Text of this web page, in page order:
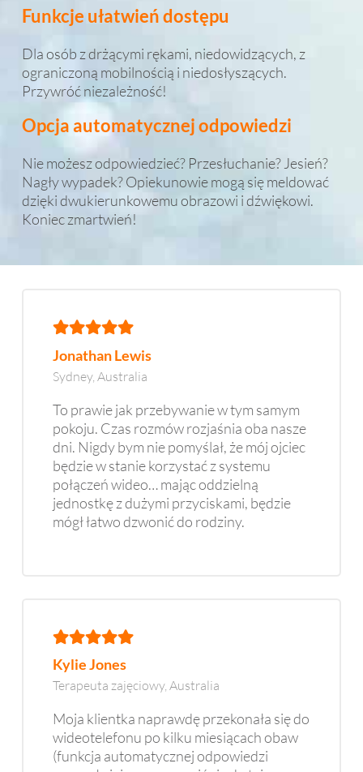
Funkcje ułatwień dostępu
Dla osób z drżącymi rękami, niedowidzących, z
ograniczoną mobilnością i niedosłyszących.
Przywróć niezależność!
Opcja automatycznej odpowiedzi
Nie możesz odpowiedzieć? Przesłuchanie? Jesień?
Nagły wypadek? Opiekunowie mogą się meldować
dzięki dwukierunkowemu obrazowi i dźwiękowi.
Koniec zmartwień!
Jonathan Lewis
Sydney, Australia
To prawie jak przebywanie w tym samym
pokoju. Czas rozmów rozjaśnia oba nasze
dni. Nigdy bym nie pomyślał, że mój ojciec
będzie w stanie korzystać z systemu
połączeń wideo… mając oddzielną
jednostkę z dużymi przyciskami, będzie
mógł łatwo dzwonić do rodziny.
Kylie Jones
Terapeuta zajęciowy, Australia
Moja klientka naprawdę przekonała się do
wideotelefonu po kilku miesiącach obaw
(funkcja automatycznej odpowiedzi